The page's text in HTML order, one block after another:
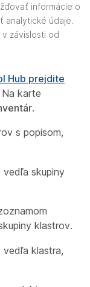
informácie o
analytické údaje.
závislosti od
Hub prejdite
Na karte
.
s popisom,
vedľa skupiny
klastrov.
vedľa klastra,